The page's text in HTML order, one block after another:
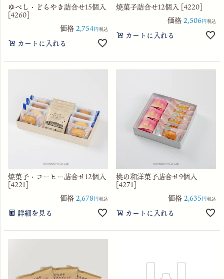
ゆべし・どらやき詰合せ15個入
[4260]
価格2,754 税込
カートに入れる
焼菓子詰合せ12個入 [4220]
価格2,506 税込
カートに入れる
焼菓子・コーヒー詰合せ12個入
[4221]
価格2,678 税込
詳細を見る
桃の和洋菓子詰合せ9個入
[4271]
価格2,635 税込
カートに入れる